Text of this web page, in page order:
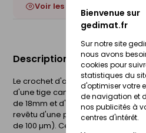
Bienvenue sur
gedimat.fr
Sur notre site
nous avons
cookies pour
statistiques du
d'optimiser votre
de navigation et
nos publicités à
centres d'intérêt.
Voir les 3 déclinaisons
Description du produit
Le crochet d'ardoise de
d'une tige cambrée en fil inox
de 18mm et d'un talon standard.
revêtu d'une peinture polyester
de 100 µm). Ce procédé offre